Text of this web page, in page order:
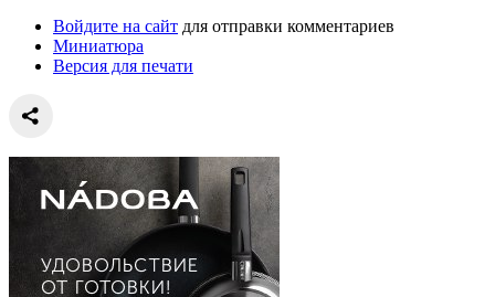
Войдите на сайт для отправки комментариев
Миниатюра
Версия для печати